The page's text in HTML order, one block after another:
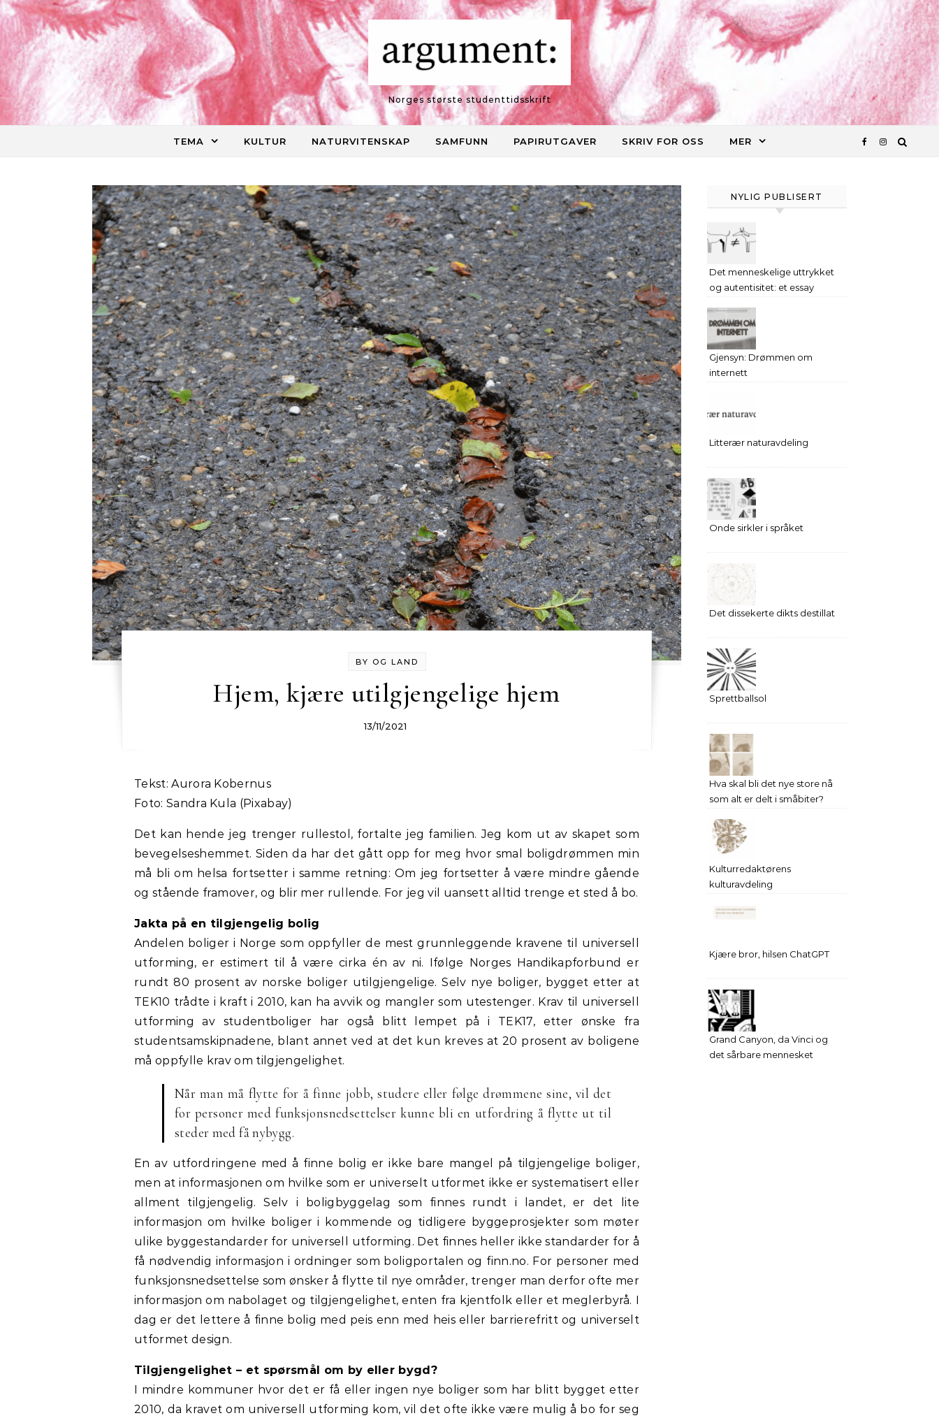
Skip to content
Norges største studenttidsskrift
TEMA KULTUR NATURVITENSKAP SAMFUNN PAPIRUTGAVER SKRIV FOR OSS MER
BY OG LAND
Hjem, kjære utilgjengelige hjem
13/11/2021
Tekst: Aurora Kobernus
Foto: Sandra Kula (Pixabay)
Det kan hende jeg trenger rullestol, fortalte jeg familien. Jeg kom ut av skapet som
bevegelseshemmet. Siden da har det gått opp for meg hvor smal boligdrømmen min
må bli om helsa fortsetter i samme retning: Om jeg fortsetter å være mindre gående
og stående framover, og blir mer rullende. For jeg vil uansett alltid trenge et sted å bo.
Jakta på en tilgjengelig bolig
Andelen boliger i Norge som oppfyller de mest grunnleggende kravene til universell
utforming, er estimert til å være cirka én av ni. Ifølge Norges Handikapforbund er
rundt 80 prosent av norske boliger utilgjengelige. Selv nye boliger, bygget etter at
TEK10 trådte i kraft i 2010, kan ha avvik og mangler som utestenger. Krav til universell
utforming av studentboliger har også blitt lempet på i TEK17, etter ønske fra
studentsamskipnadene, blant annet ved at det kun kreves at 20 prosent av boligene
må oppfylle krav om tilgjengelighet.
Når man må flytte for å finne jobb, studere eller følge drømmene sine, vil det
for personer med funksjonsnedsettelser kunne bli en utfordring å flytte ut til
steder med få nybygg.
En av utfordringene med å finne bolig er ikke bare mangel på tilgjengelige boliger,
men at informasjonen om hvilke som er universelt utformet ikke er systematisert eller
allment tilgjengelig. Selv i boligbyggelag som finnes rundt i landet, er det lite
informasjon om hvilke boliger i kommende og tidligere byggeprosjekter som møter
ulike byggestandarder for universell utforming. Det finnes heller ikke standarder for å
få nødvendig informasjon i ordninger som boligportalen og finn.no. For personer med
funksjonsnedsettelse som ønsker å flytte til nye områder, trenger man derfor ofte mer
informasjon om nabolaget og tilgjengelighet, enten fra kjentfolk eller et meglerbyrå. I
dag er det lettere å finne bolig med peis enn med heis eller barrierefritt og universelt
utformet design.
Tilgjengelighet – et spørsmål om by eller bygd?
I mindre kommuner hvor det er få eller ingen nye boliger som har blitt bygget etter
2010, da kravet om universell utforming kom, vil det ofte ikke være mulig å bo for seg
NYLIG PUBLISERT
Det menneskelige uttrykket
og autentisitet: et essay
Gjensyn: Drømmen om
internett
Litterær naturavdeling
Onde sirkler i språket
Det dissekerte dikts destillat
Sprettballsol
Hva skal bli det nye store nå
som alt er delt i småbiter?
Kulturredaktørens
kulturavdeling
Kjære bror, hilsen ChatGPT
Grand Canyon, da Vinci og
det sårbare mennesket